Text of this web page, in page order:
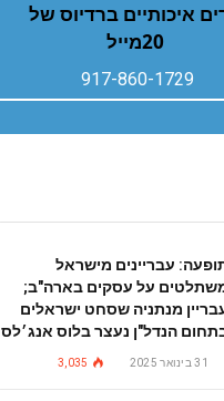
‬20‭ ‬מייל
917-860-1729
עבריינים מישראל
על עסקים בארה"ב;
מנתניה שסחט ישראלים
הנדל"ן נעצר בלוס אנג׳לס
31 בינואר 2025 3,035